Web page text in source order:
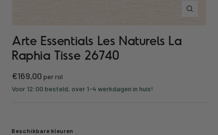
Inzoomen
Arte Essentials Les Naturels La
Raphia Tisse 26740
Kortings
prijs
€169,00 per rol
Voor 12:00 besteld, over 1-4 werkdagen in huis!
Beschikbare kleuren